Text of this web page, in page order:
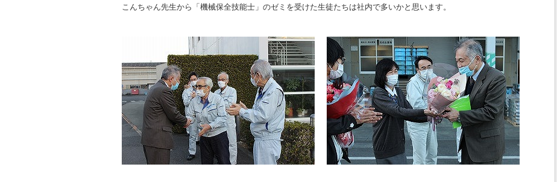
こんちゃん先生から「機械保全技能士」のゼミを受けた生徒たちは社内で多いかと思います。